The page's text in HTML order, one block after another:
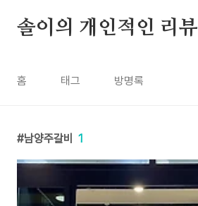
솔이의 개인적인 리뷰
홈 태그 방명록
남양주갈비 1